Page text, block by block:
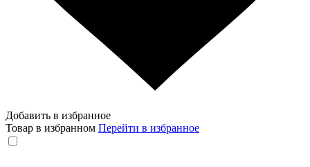
Добавить в избранное
Товар в избранном Перейти в избранное